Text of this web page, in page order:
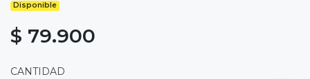
Disponible
$ 79.900
CANTIDAD